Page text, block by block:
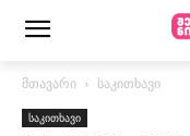
მთავარი საკითხავი
საკითხავი